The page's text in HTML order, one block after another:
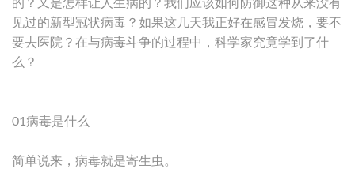
的？又是怎样让人生病的？我们应该如何防御这种从来没有
见过的新型冠状病毒？如果这几天我正好在感冒发烧，要不
要去医院？在与病毒斗争的过程中，科学家究竟学到了什
么？
01病毒是什么
简单说来，病毒就是寄生虫。